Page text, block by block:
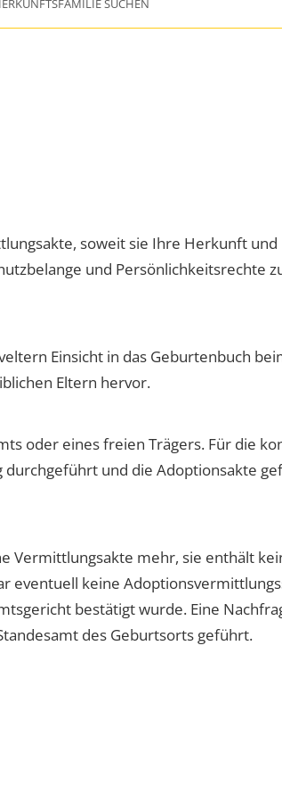
SUCHEN
soweit sie Ihre Herkunft und
und Persönlichkeitsrechte
Einsicht in das Geburtenbuch
Eltern hervor.
oder eines freien Trägers. Für die
und die Adoptionsakte
Vermittlungsakte mehr, sie enthält
eventuell keine
bestätigt wurde. Eine
des Geburtsorts geführt.